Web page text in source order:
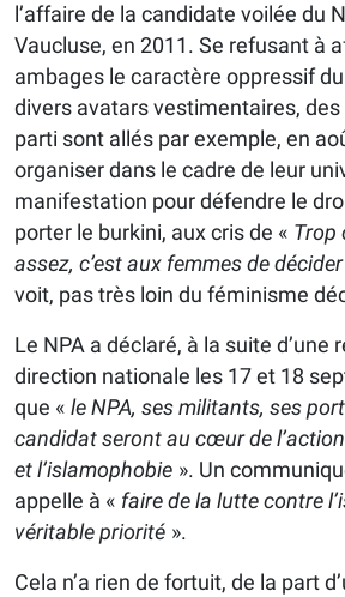
l’affaire de la candidate voilée du
Vaucluse, en 2011. Se refusant à
ambages le caractère oppressif
divers avatars vestimentaires,
parti sont allés par exemple, en
organiser dans le cadre de leur
manifestation pour défendre le
porter le burkini, aux cris de « Trop
assez, c’est aux femmes de décider
voit, pas très loin du féminisme
Le NPA a déclaré, à la suite d’une
direction nationale les 17 et 18
que « le NPA, ses militants, ses
candidat seront au cœur de
et l’islamophobie ». Un
appelle à « faire de la lutte contre
véritable priorité ».
Cela n’a rien de fortuit, de la part